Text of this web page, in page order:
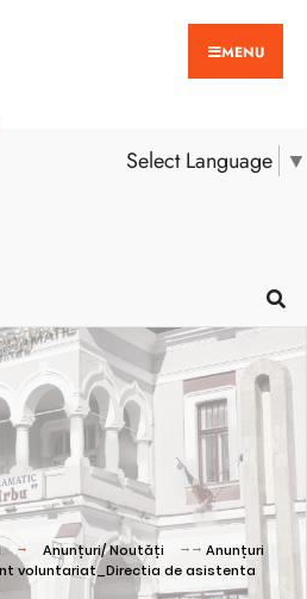
MENU
Select Language ▼
Anunțuri/ Noutăți
Anunțuri
voluntariat_Directia de asistenta